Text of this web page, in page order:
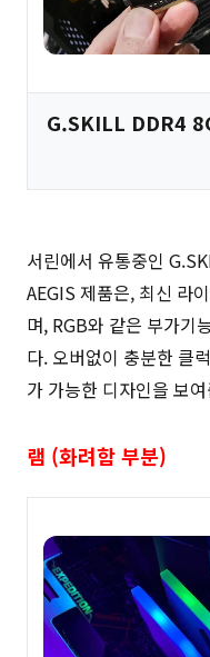
G.SKILL DDR4
서린에서 유통중인
AEGIS 제품은, 최신 라
며, RGB와 같은 부가기
다. 오버없이 충분한 클
가 가능한 디자인을 보
램 (화려함 부분)